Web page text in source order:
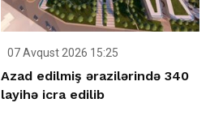
07 Avqust 2026 15:25
Azad edilmiş ərazilərində 340
layihə icra edilib